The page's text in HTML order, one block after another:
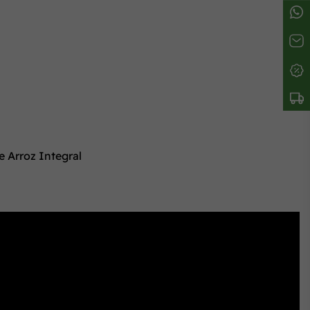
Arroz Integral